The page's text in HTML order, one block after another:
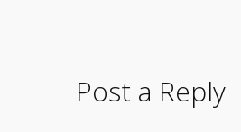
Post a Reply